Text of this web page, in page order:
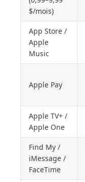
$/mois)
App Store /
Apple
Music
Apple Pay
Apple TV+ /
Apple One
Find My /
iMessage /
FaceTime